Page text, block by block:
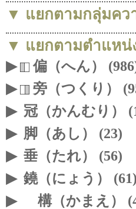
▼ แยกตามกลุ่มคว
▼ แยกตามตำแหน่
▶
偏（へん）
▶
旁（つくり）
▶ 冠（かんむり）
▶ 脚（あし） (23)
▶ 垂（たれ） (56)
▶ 鐃（にょう） (61)
▶
構（かまえ）